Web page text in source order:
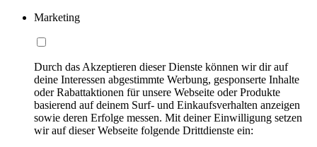
Marketing
Durch das Akzeptieren dieser Dienste können wir dir auf
deine Interessen abgestimmte Werbung, gesponserte Inhalte
oder Rabattaktionen für unsere Webseite oder Produkte
basierend auf deinem Surf- und Einkaufsverhalten anzeigen
sowie deren Erfolge messen. Mit deiner Einwilligung setzen
wir auf dieser Webseite folgende Drittdienste ein: